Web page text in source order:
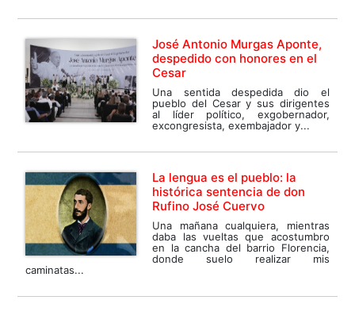
José Antonio Murgas Aponte,
despedido con honores en el
Cesar
Una sentida despedida dio el
pueblo del Cesar y sus dirigentes
al líder político, exgobernador,
excongresista, exembajador y...
La lengua es el pueblo: la
histórica sentencia de don
Rufino José Cuervo
Una mañana cualquiera, mientras
daba las vueltas que acostumbro
en la cancha del barrio Florencia,
donde suelo realizar mis
caminatas...